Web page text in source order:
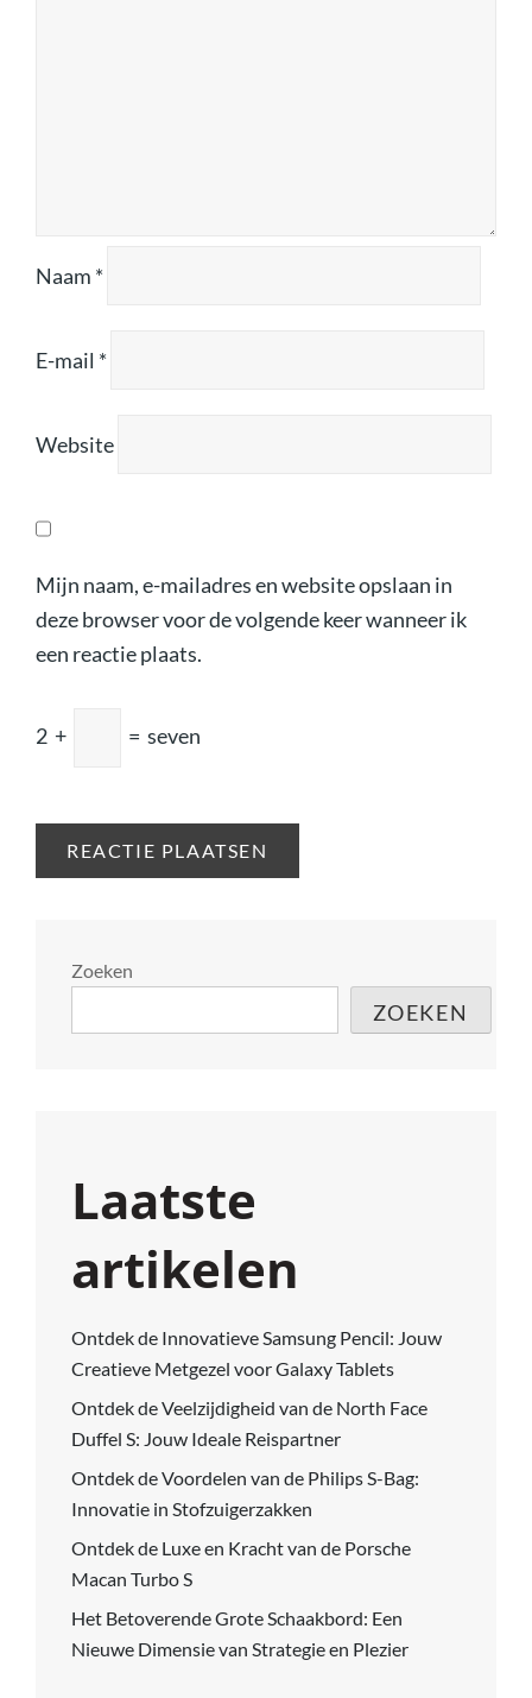
Naam *
E-mail *
Website
Mijn naam, e-mailadres en website opslaan in
deze browser voor de volgende keer wanneer ik
een reactie plaats.
2 + = seven
Zoeken
ZOEKEN
Laatste
artikelen
Ontdek de Innovatieve Samsung Pencil: Jouw
Creatieve Metgezel voor Galaxy Tablets
Ontdek de Veelzijdigheid van de North Face
Duffel S: Jouw Ideale Reispartner
Ontdek de Voordelen van de Philips S-Bag:
Innovatie in Stofzuigerzakken
Ontdek de Luxe en Kracht van de Porsche
Macan Turbo S
Het Betoverende Grote Schaakbord: Een
Nieuwe Dimensie van Strategie en Plezier